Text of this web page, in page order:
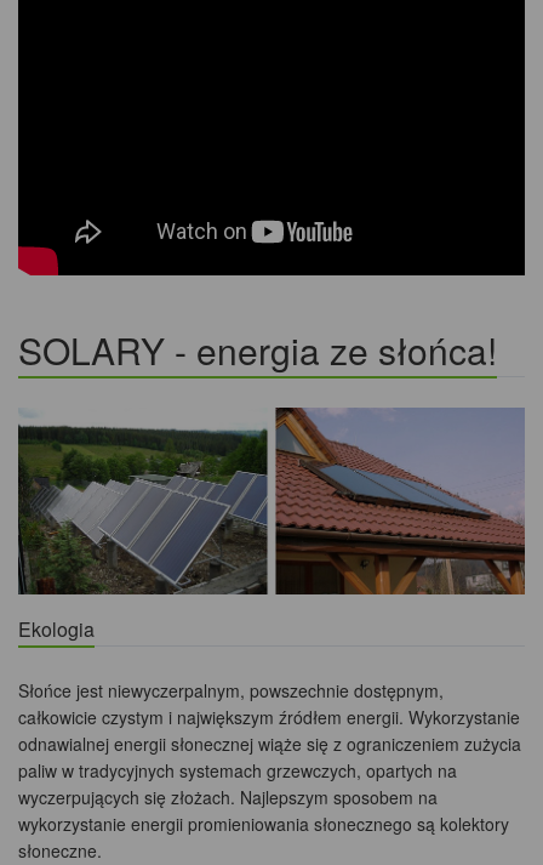
SOLARY - energia ze słońca!
Ekologia
Słońce jest niewyczerpalnym, powszechnie dostępnym,
całkowicie czystym i największym źródłem energii. Wykorzystanie
odnawialnej energii słonecznej wiąże się z ograniczeniem zużycia
paliw w tradycyjnych systemach grzewczych, opartych na
wyczerpujących się złożach. Najlepszym sposobem na
wykorzystanie energii promieniowania słonecznego są kolektory
słoneczne.